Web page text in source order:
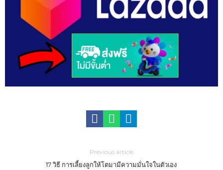
Previous article
17 วิธี การเลี้ยงลูกให้โตมามีความมั่นใจในตัวเอง